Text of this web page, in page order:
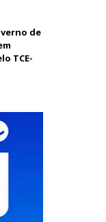
de
TCE-